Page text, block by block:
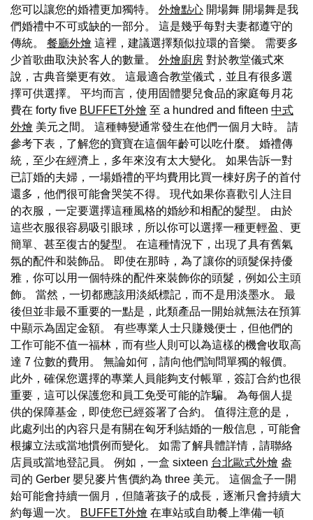
您可以讓您的婚禮更加獨特。 外燴點心 開場舞 開場舞是我
們婚禮中不可或缺的一部分。 這是幾乎每對夫妻都遵守的
傳統。 餐廳外燴 這裡，建議選擇類似拉環的音樂。 需要多
少首歌曲取決於客人的數量。 外燴廚房 對於教堂儀式來
說，古典音樂更有效。 這最適合教堂儀式，並且有很多選
擇可供選擇。 平均而言，使用固體嬰兒食品的家庭每月花
費在 forty five BUFFET外燴 至 a hundred and fifteen 中式
外燴 美元之間。 這種轉變通常發生在他們一個月大時。 請
參考下表，了解您的寶寶在這個年齡可以吃什麼。 婚禮傳
統，至少在經濟上，多年來沒有太大變化。 如果告訴一對
已訂婚的夫婦，一場婚禮的平均費用比買一棟好房子的首付
還多，他們很可能會哭笑不得。 現代如果你喜歡引人注目
的衣服，一定要選擇這種風格的婚紗和相配的髮型。 由於
這些衣服很容易吸引眼球，所以你可以選擇一種更輕盈、更
簡單、甚至復古的髮型。 在這種情況下，出現了具有舊氣
氛的配件和裝飾品。 即使在那時，為了讓你的頭髮保持優
雅，你可以用一個特殊的配件來裝飾你的頭髮，例如公主頭
飾。 當然，一切都應該用淡紙標記，而不是用淡墨水。 最
後但並非最不重要的一點是，此類產品一開始就無法在預算
中顯示為固定金額。 有些專業人士只賺幾便士，但他們的
工作可能不值一福林，而有些人則可以為這樣的機會收取高
達 7 位數的費用。 無論如何，請向他們詢問單獨的報價。
此外，確保您選擇的專業人員能夠支付帳單，簽訂合約也很
重要，這可以保護您和員工免受可能的詐騙。 為每個人提
供的保障基金，即使您已經簽署了合約。 值得注意的是，
此處列出的內容只是有關在匈牙利結婚的一般信息，可能會
根據立法或當地慣例而變化。 如需了解具體詳情，請聯絡
店員或當地登記員。 例如，一盒 sixteen 台北歐式外燴 盎
司的 Gerber 嬰兒麥片售價約為 three 美元。 這個盒子一開
始可能會持續一個月，但隨著孩子的成長，逐漸只會持續大
約每週一次。
BUFFET外燴 在車站或自助餐上準備一頓